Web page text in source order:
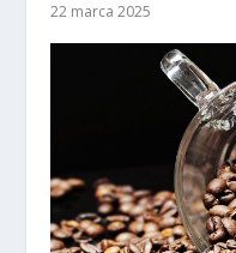
22 marca 2025